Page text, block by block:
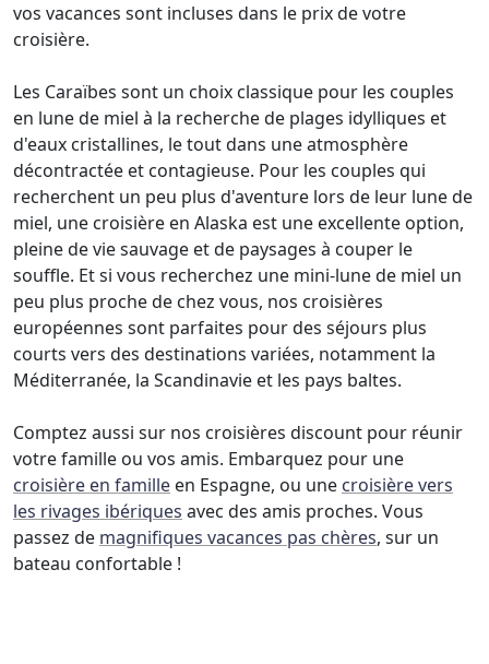
vos vacances sont incluses dans le prix de votre
croisière.
Les Caraïbes sont un choix classique pour les couples
en lune de miel à la recherche de plages idylliques et
d'eaux cristallines, le tout dans une atmosphère
décontractée et contagieuse. Pour les couples qui
recherchent un peu plus d'aventure lors de leur lune de
miel, une croisière en Alaska est une excellente option,
pleine de vie sauvage et de paysages à couper le
souffle. Et si vous recherchez une mini-lune de miel un
peu plus proche de chez vous, nos croisières
européennes sont parfaites pour des séjours plus
courts vers des destinations variées, notamment la
Méditerranée, la Scandinavie et les pays baltes.
Comptez aussi sur nos croisières discount pour réunir
votre famille ou vos amis. Embarquez pour une
croisière en famille en Espagne, ou une croisière vers
les rivages ibériques avec des amis proches. Vous
passez de magnifiques vacances pas chères, sur un
bateau confortable !